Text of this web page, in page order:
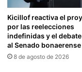
Kicillof reactiva el
por las reelecciones
indefinidas y el
al Senado bonaerense
8 de agosto de 2026